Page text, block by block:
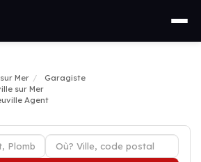
Mer
Garagiste
sur Mer
Agent